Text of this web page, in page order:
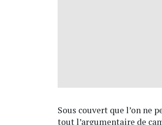
Sous couvert que l’on ne
tout l’argumentaire de